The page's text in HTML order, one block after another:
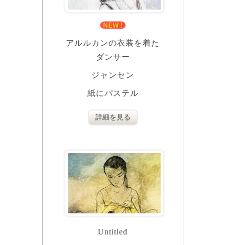
アルルカンの衣装を着た
ダンサー
ジャンセン
紙にパステル
詳細を見る
Untitled